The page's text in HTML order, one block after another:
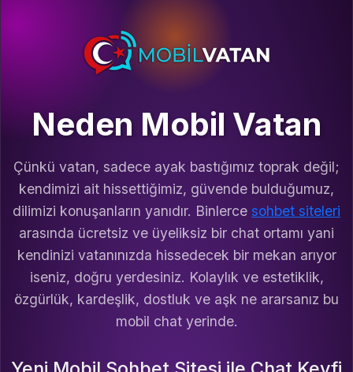
Neden Mobil Vatan
Çünkü vatan, sadece ayak bastığımız toprak değil;
kendimizi ait hissettiğimiz, güvende bulduğumuz,
dilimizi konuşanların yanıdır. Binlerce sohbet siteleri
arasında ücretsiz ve üyeliksiz bir chat ortamı yani
kendinizi vatanınızda hissedecek bir mekan arıyor
iseniz, doğru yerdesiniz. Kolaylık ve estetiklik,
özgürlük, kardeşlik, dostluk ve aşk ne ararsanız bu
mobil chat yerinde.